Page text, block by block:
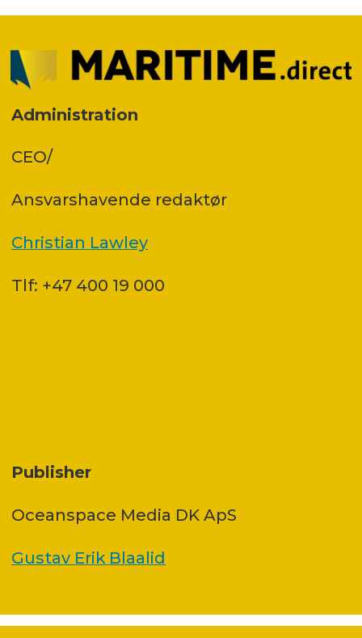
Administration
CEO/
Ansvars­havende redaktør
Christian Lawley
Tlf: +47 400 19 000
Publisher
Oceanspace Media DK ApS
Gustav Erik Blaalid